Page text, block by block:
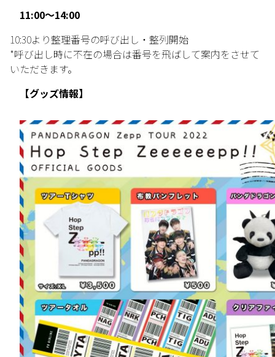
11:00～14:00
10:30より整理番号の呼び出し・整列開始
*呼び出し時に不在の場合は番号を飛ばして案内をさせて
いただきます。
【グッズ情報】